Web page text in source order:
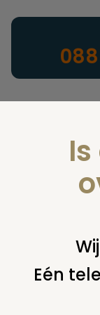
U bent hier: home
kinderen mogen
Eén